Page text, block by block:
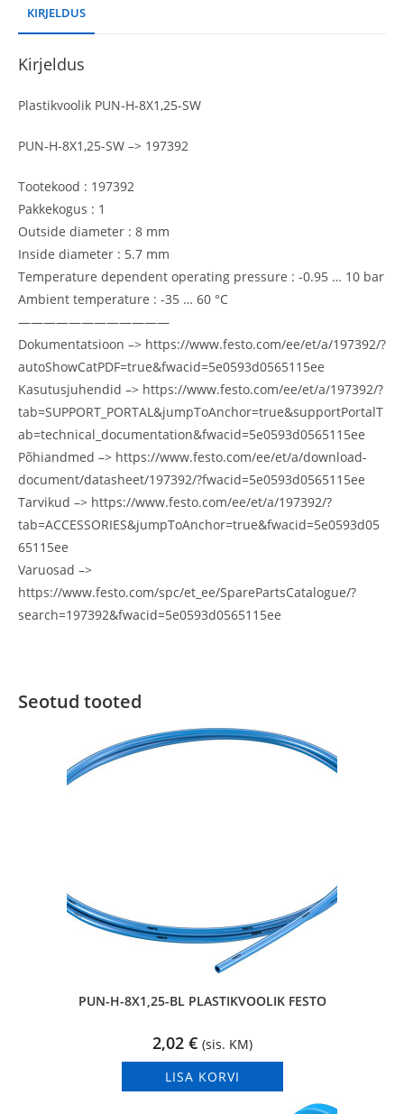
KIRJELDUS
Kirjeldus
Plastikvoolik PUN-H-8X1,25-SW
PUN-H-8X1,25-SW –> 197392
Tootekood : 197392
Pakkekogus : 1
Outside diameter : 8 mm
Inside diameter : 5.7 mm
Temperature dependent operating pressure : -0.95 … 10 bar
Ambient temperature : -35 … 60 °C
————————————
Dokumentatsioon –> https://www.festo.com/ee/et/a/197392/?
autoShowCatPDF=true&fwacid=5e0593d0565115ee
Kasutusjuhendid –> https://www.festo.com/ee/et/a/197392/?
tab=SUPPORT_PORTAL&jumpToAnchor=true&supportPortalT
ab=technical_documentation&fwacid=5e0593d0565115ee
Põhiandmed –> https://www.festo.com/ee/et/a/download-
document/datasheet/197392/?fwacid=5e0593d0565115ee
Tarvikud –> https://www.festo.com/ee/et/a/197392/?
tab=ACCESSORIES&jumpToAnchor=true&fwacid=5e0593d05
65115ee
Varuosad –>
https://www.festo.com/spc/et_ee/SparePartsCatalogue/?
search=197392&fwacid=5e0593d0565115ee
Seotud tooted
PUN-H-8X1,25-BL PLASTIKVOOLIK FESTO
2,02 € (sis. KM)
LISA KORVI